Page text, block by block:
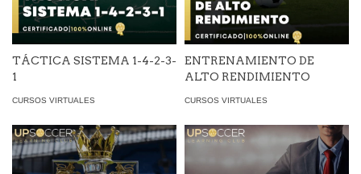
TÁCTICA SISTEMA 1-4-2-3-
1
CURSOS VIRTUALES
ENTRENAMIENTO DE
ALTO RENDIMIENTO
CURSOS VIRTUALES